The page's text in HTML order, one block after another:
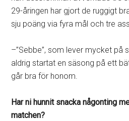
29-åringen har gjort de ruggigt
sju poäng via fyra mål och tre
–”Sebbe”, som lever mycket på
aldrig startat en säsong på ett
går bra för honom.
Har ni hunnit snacka någonting
matchen?